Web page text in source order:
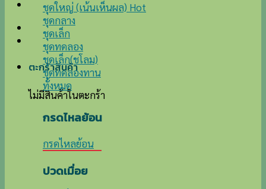
ตะกร้าสินค้า
ไม่มีสินค้าในตะกร้า
ชุดใหญ่ (เน้นเห็นผล)
ชุดกลาง
ชุดเล็ก
ชุดทดลอง
ชุดเล็ก(ชโลม)
ชุดทดลองทาน
ทั้งหมด
กรดไหลย้อน
กรดไหลย้อน
ปวดเมื่อย